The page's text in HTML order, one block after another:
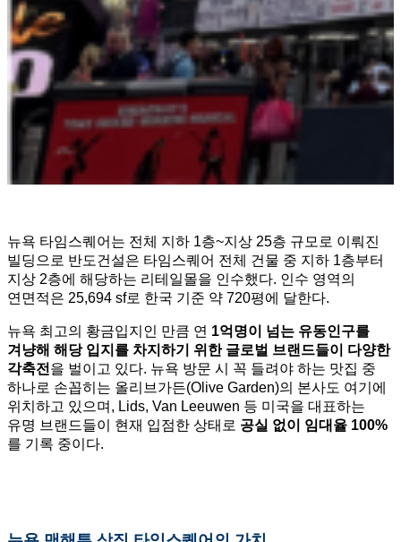
뉴욕 타임스퀘어는 전체 지하 1층~지상 25층 규모로 이뤄진
빌딩으로 반도건설은 타임스퀘어 전체 건물 중 지하 1층부터
지상 2층에 해당하는 리테일몰을 인수했다. 인수 영역의
연면적은 25,694 sf로 한국 기준 약 720평에 달한다.
뉴욕 최고의 황금입지인 만큼 연 1억명이 넘는 유동인구를
겨냥해 해당 입지를 차지하기 위한 글로벌 브랜드들이 다양한
각축전 을 벌이고 있다. 뉴욕 방문 시 꼭 들려야 하는 맛집 중
하나로 손꼽히는 올리브가든(Olive Garden)의 본사도 여기에
위치하고 있으며, Lids, Van Leeuwen 등 미국을 대표하는
유명 브랜드들이 현재 입점한 상태로 공실 없이 임대율 100%
를 기록 중이다.